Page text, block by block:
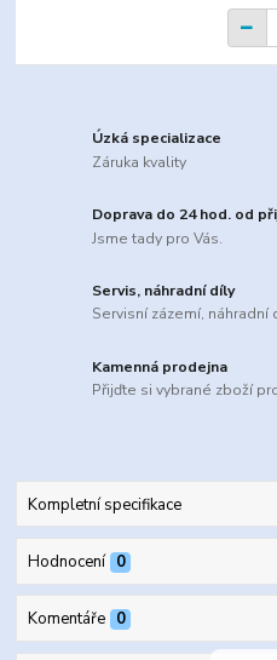
Úzká specializace
Záruka kvality
Doprava do 24 hod. od
Jsme tady pro Vás.
Servis, náhradní díly
Servisní zázemí, náhradní
Kamenná prodejna
Přijďte si vybrané zboží
Kompletní specifikace
Hodnocení 0
Komentáře 0